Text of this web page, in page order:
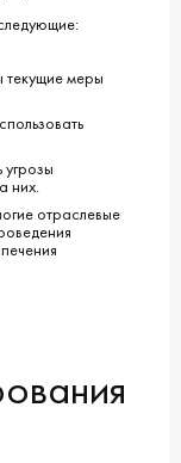
текущие меры
них.
отраслевые